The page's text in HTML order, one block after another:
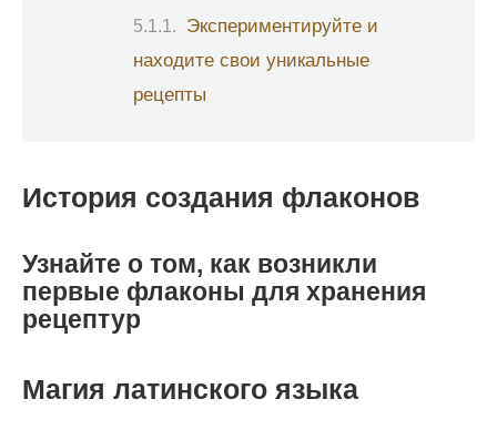
Экспериментируйте и
находите свои уникальные
рецепты
История создания флаконов
Узнайте о том, как возникли
первые флаконы для хранения
рецептур
Магия латинского языка